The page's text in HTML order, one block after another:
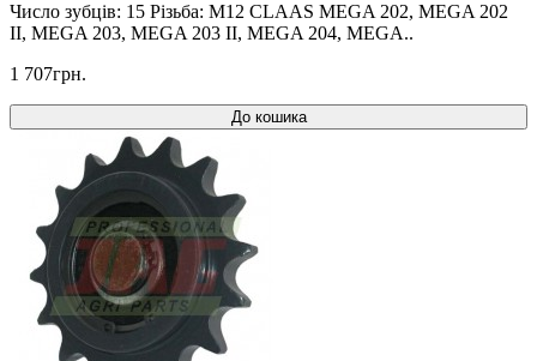
Число зубців: 15 Різьба: M12 CLAAS MEGA 202, MEGA 202
II, MEGA 203, MEGA 203 II, MEGA 204, MEGA..
1 707грн.
До кошика